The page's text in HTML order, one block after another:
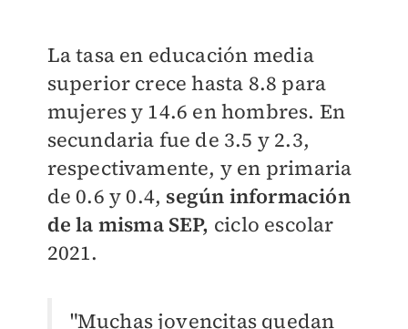
La tasa en educación media
superior crece hasta 8.8 para
mujeres y 14.6 en hombres. En
secundaria fue de 3.5 y 2.3,
respectivamente, y en primaria
de 0.6 y 0.4, según información
de la misma SEP, ciclo escolar
2021.
"Muchas jovencitas quedan